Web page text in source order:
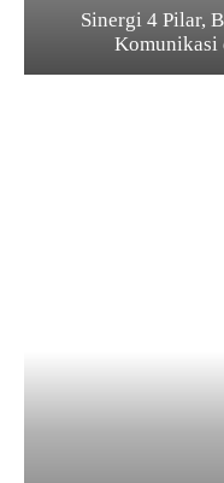
Sinergi 4 Pilar,
Komunikasi